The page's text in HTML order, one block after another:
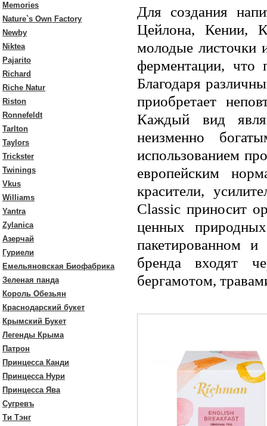
Memories
Nature`s Own Factory
Newby
Niktea
Pajarito
Richard
Riche Natur
Riston
Ronnefeldt
Tarlton
Taylors
Trickster
Twinings
Vkus
Williams
Yantra
Zylanica
Азерчай
Гуриели
Емельяновская Биофабрика
Зеленая панда
Король Обезьян
Краснодарский букет
Крымский Букет
Легенды Крыма
Патрон
Принцесса Канди
Принцесса Нури
Принцесса Ява
Сугревъ
Ти Тэнг
Для создания
Цейлона, Кении,
молодые листочки
ферментации, что
Благодаря
приобретает
Каждый вид
неизменно
использованием
европейским
красители,
Classic приносит
ценных
пакетированном
бренда входят
бергамотом,